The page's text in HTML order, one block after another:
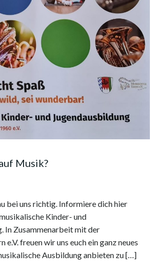
Musik?
bei uns richtig. Informiere dich hier
Kinder- und
In Zusammenarbeit mit der
e.V. freuen wir uns euch ein ganz neues
Ausbildung anbieten zu […]